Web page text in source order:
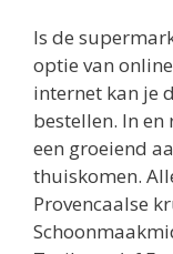
Is de
optie van
internet kan je
bestellen. In
een groeiend
thuiskomen.
Provencaalse